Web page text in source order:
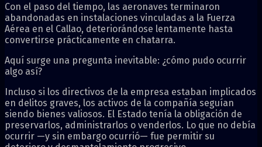
Con el paso del tiempo, las aeronaves terminaron
abandonadas en instalaciones vinculadas a la Fuerza
Aérea en el Callao, deteriorándose lentamente hasta
convertirse prácticamente en chatarra.
Aquí surge una pregunta inevitable: ¿cómo pudo ocurrir
algo así?
Incluso si los directivos de la empresa estaban implicados
en delitos graves, los activos de la compañía seguían
siendo bienes valiosos. El Estado tenía la obligación de
preservarlos, administrarlos o venderlos. Lo que no debía
ocurrir —y sin embargo ocurrió— fue permitir su